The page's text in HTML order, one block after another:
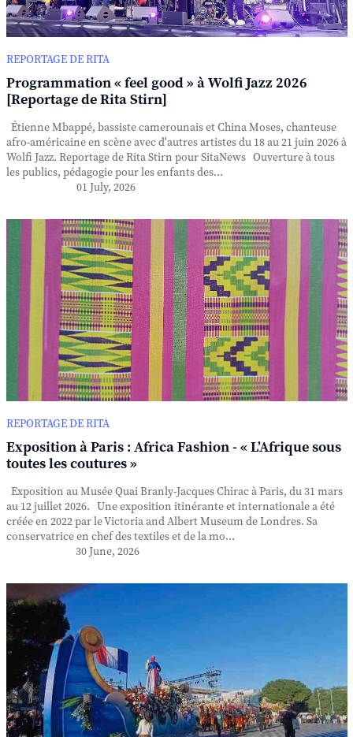
REPORTAGE DE RITA
Programmation « feel good » à Wolfi Jazz 2026
[Reportage de Rita Stirn]
Étienne Mbappé, bassiste camerounais et China Moses, chanteuse
afro-américaine en scène avec d'autres artistes du 18 au 21 juin 2026 à
Wolfi Jazz. Reportage de Rita Stirn pour SitaNews Ouverture à tous
les publics, pédagogie pour les enfants des...
01 July, 2026
REPORTAGE DE RITA
Exposition à Paris : Africa Fashion - « L’Afrique sous
toutes les coutures »
Exposition au Musée Quai Branly-Jacques Chirac à Paris, du 31 mars
au 12 juillet 2026. Une exposition itinérante et internationale a été
créée en 2022 par le Victoria and Albert Museum de Londres. Sa
conservatrice en chef des textiles et de la mo...
30 June, 2026